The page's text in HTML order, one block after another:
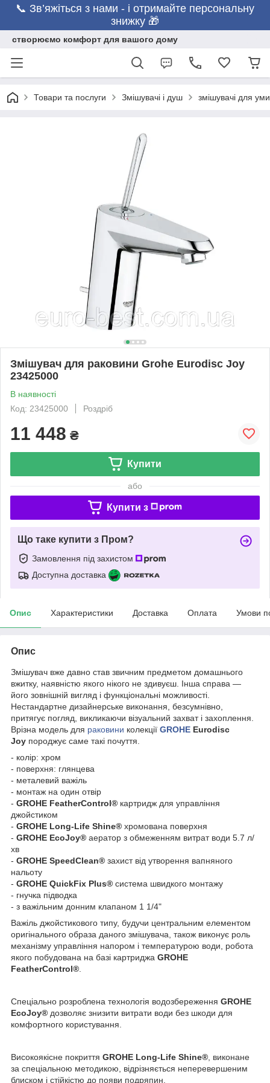
📞 Зв’яжіться з нами - і отримайте персональну
знижку 🎁
створюємо комфорт для вашого дому
Товари та послуги Змішувачі і душ змішувачі для
Змішувач для раковини Grohe Eurodisc Joy
23425000
В наявності
Код: 23425000
Роздріб
11 448 ₴
Купити
або
Купити з
Що таке купити з Пром?
Замовлення під захистом
Доступна доставка
Опис Характеристики Доставка Оплата Умови
Опис
Змішувач вже давно став звичним предметом домашнього
вжитку, наявністю якого нікого не здивуєш. Інша справа —
його зовнішній вигляд і функціональні можливості.
Нестандартне дизайнерське виконання, безсумнівно,
притягує погляд, викликаючи візуальний захват і захоплення.
Врізна модель для раковини колекції GROHE Eurodisc
Joy породжує саме такі почуття.
- колір: хром
- поверхня: глянцева
- металевий важіль
- монтаж на один отвір
- GROHE FeatherControl® картридж для управління
джойстиком
- GROHE Long-Life Shine® хромована поверхня
- GROHE EcoJoy® аератор з обмеженням витрат води 5.7 л/
хв
- GROHE SpeedClean® захист від утворення вапняного
нальоту
- GROHE QuickFix Plus® система швидкого монтажу
- гнучка підводка
- з важільним донним клапаном 1 1/4"
Важіль джойстикового типу, будучи центральним елементом
оригінального образа даного змішувача, також виконує роль
механізму управління напором і температурою води, робота
якого побудована на базі картриджа GROHE
FeatherControl®
Спеціально розроблена технологія водозбереження GROHE
EcoJoy® дозволяє знизити витрати води без шкоди для
комфортного користування.
Високоякісне покриття GROHE Long-Life Shine® , виконане
за спеціальною методикою, відрізняється неперевершеним
блиском і стійкістю до появи подряпин.